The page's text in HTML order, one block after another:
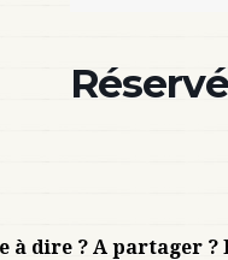
à dire ? A partager ?